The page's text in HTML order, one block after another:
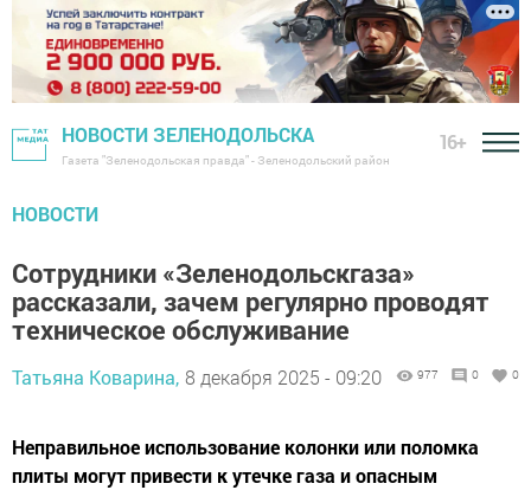
НОВОСТИ ЗЕЛЕНОДОЛЬСКА
Газета "Зеленодольская правда" - Зеленодольский район
16+
НОВОСТИ
Сотрудники «Зеленодольскгаза»
рассказали, зачем регулярно проводят
техническое обслуживание
Татьяна Коварина, 8 декабря 2025 - 09:20 977 0 0
Неправильное использование колонки или поломка
плиты могут привести к утечке газа и опасным